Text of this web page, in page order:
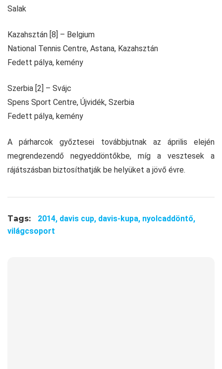
Salak
Kazahsztán [8] – Belgium
National Tennis Centre, Astana, Kazahsztán
Fedett pálya, kemény
Szerbia [2] – Svájc
Spens Sport Centre, Újvidék, Szerbia
Fedett pálya, kemény
A párharcok győztesei továbbjutnak az április elején
megrendezendő negyeddöntőkbe, míg a vesztesek a
rájátszásban biztosíthatják be helyüket a jövő évre.
Tags: 2014, davis cup, davis-kupa, nyolcaddöntő,
világcsoport